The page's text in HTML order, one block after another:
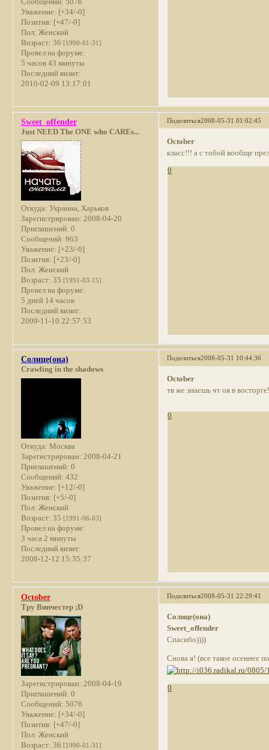
Сообщений: 5076
Уважение: [+34/-0]
Позитив: [+47/-0]
Пол: Женский
Возраст: 36 [1990-01-31]
Провел на форуме:
5 часов 43 минуты
Последний визит:
2010-02-09 13:17:01
Поделиться2008-05-31 01:02:45
Sweet_offender
Just NEED The ONE who CAREs...
Откуда: Украина, Харьков
Зарегистрирован: 2008-04-20
Приглашений: 0
Сообщений: 963
Уважение: [+23/-0]
Позитив: [+23/-0]
Пол: Женский
Возраст: 35 [1991-03-15]
Провел на форуме:
5 дней 14 часов
Последний визит:
2009-11-10 22:57:53
October
класс!!! а с тобой вообще
0
Поделиться2008-05-31 10:44:36
Солнце(она)
Crawling in the shadows
Откуда: Москва
Зарегистрирован: 2008-04-21
Приглашений: 0
Сообщений: 432
Уважение: [+12/-0]
Позитив: [+5/-0]
Пол: Женский
Возраст: 35 [1991-06-03]
Провел на форуме:
3 часа 2 минуты
Последний визит:
2008-12-12 15:35:37
October
тв же знаешь чт оя в
0
Поделиться2008-05-31 22:29:41
October
Тру Винчестер ;D
Зарегистрирован: 2008-04-19
Приглашений: 0
Сообщений: 5076
Уважение: [+34/-0]
Позитив: [+47/-0]
Пол: Женский
Возраст: 36 [1990-01-31]
Солнце(она)
Sweet_offender
Спасибо))))
Снова я! (все такое осеннее
0